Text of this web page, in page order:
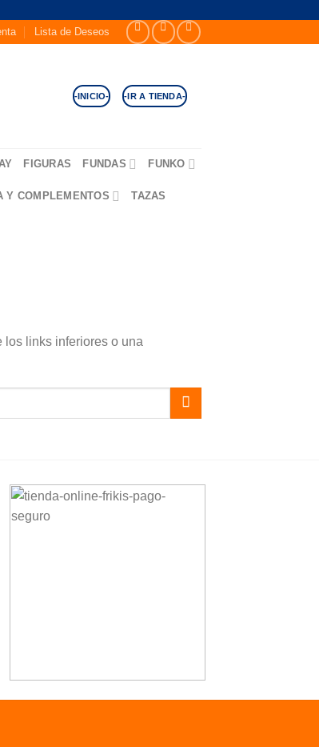
Lista de Deseos
-INICIO- -IR A TIENDA-
FIGURAS FUNDAS FUNKO
Y COMPLEMENTOS TAZAS
los links inferiores o una